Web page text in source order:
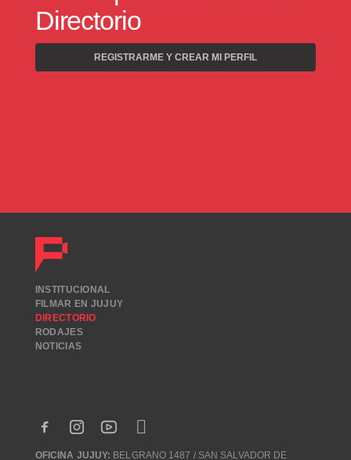
Directorio
REGISTRARME Y CREAR MI PERFIL
INSTITUCIONAL
FILMAR EN JUJUY
DIRECTORIO
RODAJES
NOTICIAS
OFICINA JUJUY: BELGRANO 1487 / SAN SALVADOR DE